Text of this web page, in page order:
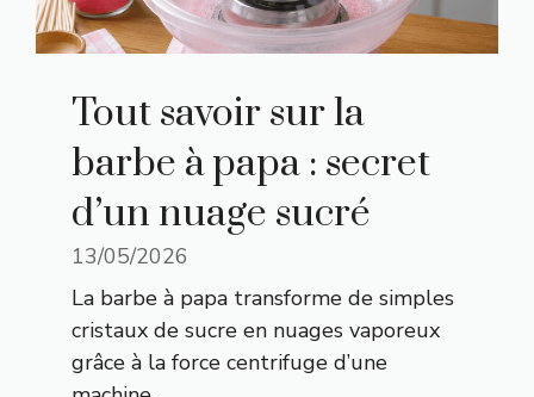
Tout savoir sur la
barbe à papa : secret
d’un nuage sucré
13/05/2026
La barbe à papa transforme de simples
cristaux de sucre en nuages vaporeux
grâce à la force centrifuge d’une